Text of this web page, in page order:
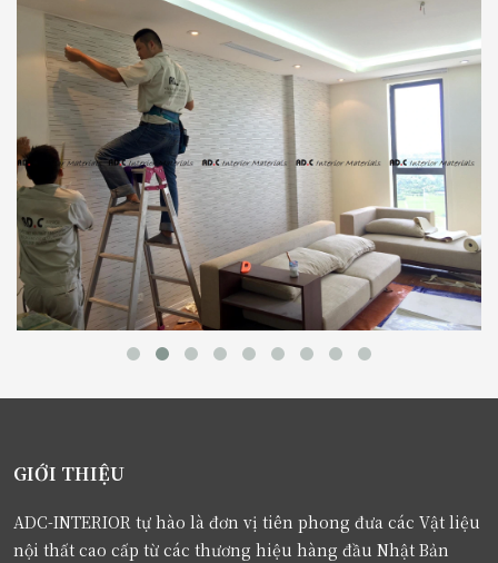
GIỚI THIỆU
ADC-INTERIOR tự hào là đơn vị tiên phong đưa các Vật liệu
nội thất cao cấp từ các thương hiệu hàng đầu Nhật Bản